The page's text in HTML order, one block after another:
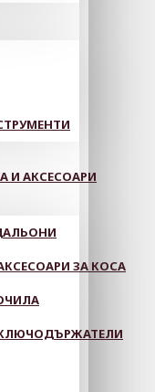
И АКСЕСОАРИ
ЗА КОСА